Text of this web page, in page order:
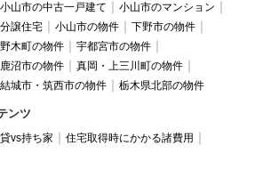
小山市の中古一戸建て
小山市のマンション
譲住宅 小山市の物件
下野市の物件
野木町の物件
宇都宮市の物件
鹿沼市の物件
真岡・上三川町の物件
結城市・筑西市の物件 栃木県北部の物件
ンツ
vs持ち家
住宅取得時にかかる諸費用